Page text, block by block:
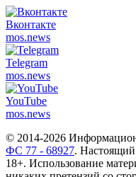
Вконтакте
mos.news
Telegram
mos.news
YouTube
mos.news
© 2014-2026
ФС 77 - 68927. Настоящий
18+. Использование